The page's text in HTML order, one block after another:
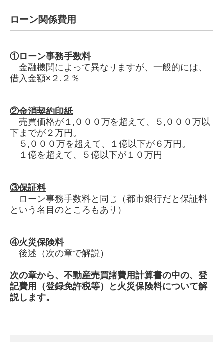
ローン関係費用
①ローン事務手数料
金融機関によって異なりますが、一般的には、
借入金額×２.２％
②金消契約印紙
売買価格が１,０００万を超えて、５,０００万以
下までが２万円。
５,０００万を超えて、１億以下が６万円。
１億を超えて、５億以下が１０万円
③保証料
ローン事務手数料と同じ（都市銀行だと保証料
という名目のところもあり）
④火災保険料
後述（次の章で解説）
次の章から、不動産売買諸費用計算書の中の、登
記費用（登録免許税等）と火災保険料について解
説します。